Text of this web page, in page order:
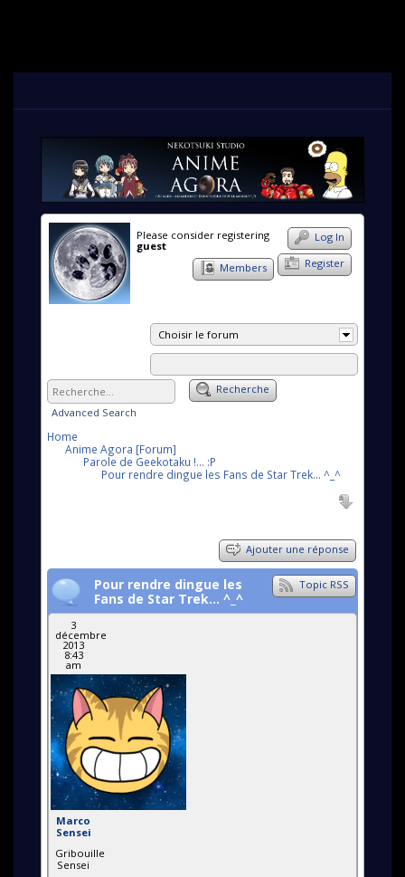
Please consider registering
guest
Log In
Register
Members
Choisir le forum
Recherche
Advanced Search
Home
Anime Agora [Forum]
Parole de Geekotaku !... :P
Pour rendre dingue les Fans de Star Trek... ^_^
Ajouter une réponse
Topic RSS
Pour rendre dingue les
Fans de Star Trek... ^_^
3
décembre
2013
8:43
am
Marco
Sensei
Gribouille
Sensei